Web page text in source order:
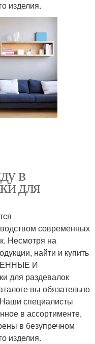
изделия.
в
для
современных
Несмотря на
найти и купить
И
для раздевалок
вы обязательно
специалисты
в ассортименте,
в безупречном
изделия.